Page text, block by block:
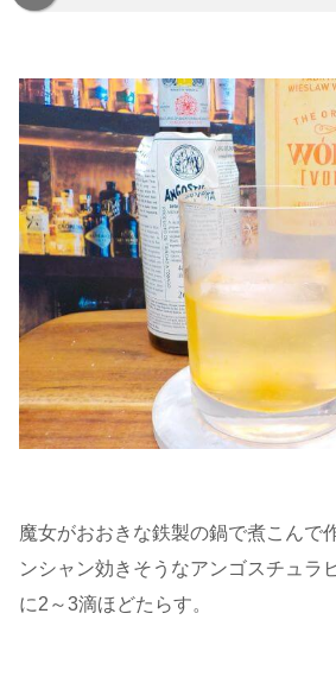
魔女がおおきな鉄製の鍋で煮こんで
ンシャン効きそうなアンゴスチュラ
に2～3滴ほどたらす。